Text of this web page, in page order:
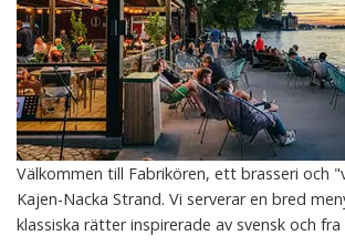
Välkommen till Fabrikören, ett brasseri och
Kajen-Nacka Strand. Vi serverar en bred
klassiska rätter inspirerade av svensk och fra